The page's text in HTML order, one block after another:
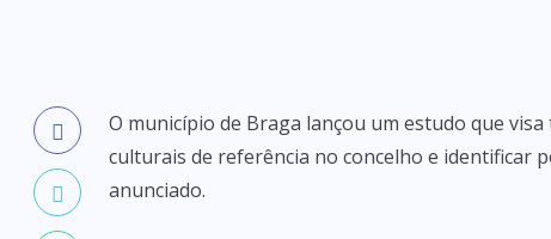
O município de Braga lançou um estudo que
culturais de referência no concelho e
anunciado.